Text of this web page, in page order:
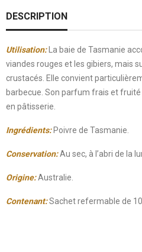
DESCRIPTION
Utilisation:
La baie de Tasmanie
viandes rouges et les gibiers, mais
crustacés. Elle convient
barbecue. Son parfum frais et
en pâtisserie.
Ingrédients: Poivre de Tasmanie.
Conservation:Au sec, à l’abri de la
Origine:Australie.
Contenant:Sachet refermable de